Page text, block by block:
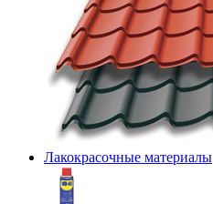
Лакокрасочные материалы